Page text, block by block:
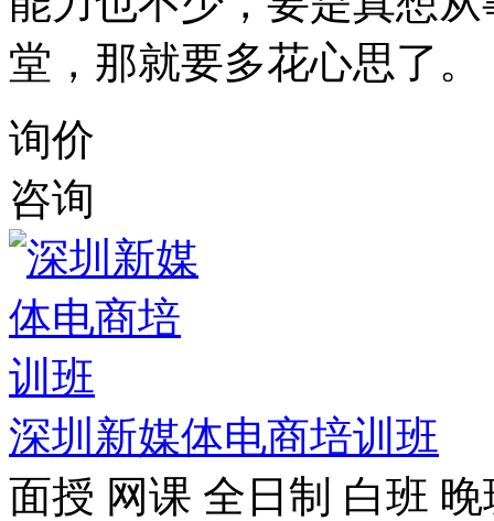
堂，那就要多花心思了。
询价
咨询
深圳新媒体电商培训班
面授 网课 全日制 白班 晚